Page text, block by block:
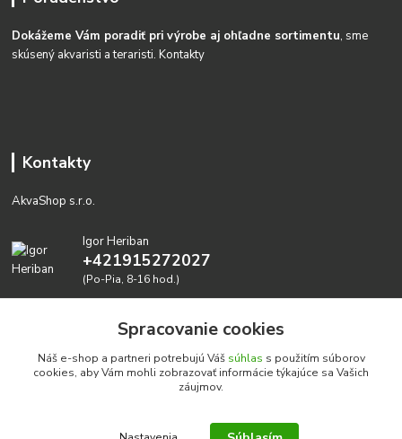
Dokážeme Vám poradiť pri výrobe aj ohľadne sortimentu, sme
skúsený akvaristi a teraristi.Kontakty
Kontakty
AkvaShop s.r.o.
Igor Heriban
+421915272027
(Po-Pia, 8-16 hod.)
Spracovanie cookies
Náš e-shop a partneri potrebujú Váš súhlas s použitím súborov
cookies, aby Vám mohli zobrazovať informácie týkajúce sa Vašich
záujmov.